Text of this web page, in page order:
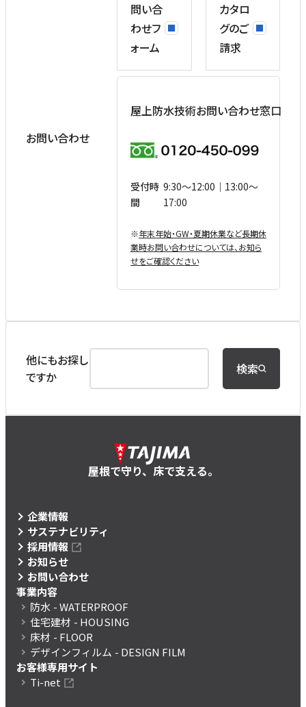
お問い合わせ
問い合
わせフ
ォーム
カタロ
グのご
請求
屋上防水技術お問い合わせ窓口
受付時
間
9:30〜12:00｜13:00〜
17:00
※年末年始・GW・夏期休業など⻑期休
業時お問い合わせについては、お知ら
せをご確認ください
他にもお探し
ですか
検索
屋根で守り、床で支える。
企業情報
サステナビリティ
採用情報
お知らせ
お問い合わせ
事業内容
防水 - WATERPROOF
住宅建材 - HOUSING
床材 - FLOOR
デザインフィルム - DESIGN FILM
お客様専用サイト
Ti-net